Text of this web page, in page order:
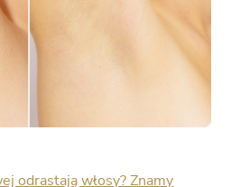
odrastają włosy? Znamy